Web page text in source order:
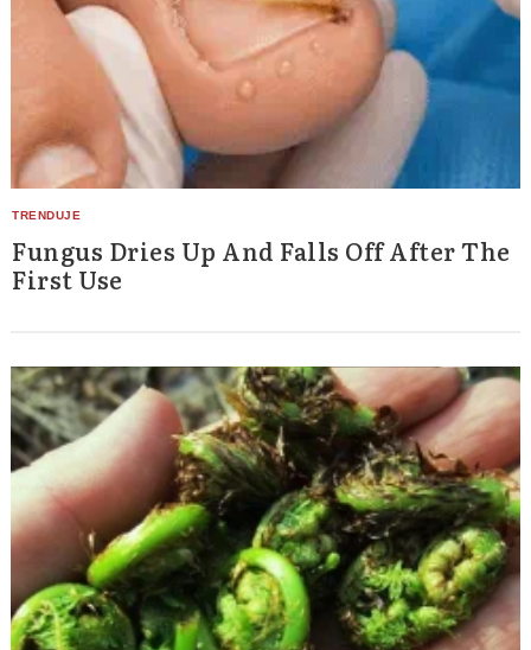
Fungus Dries Up And Falls Off After The
First Use